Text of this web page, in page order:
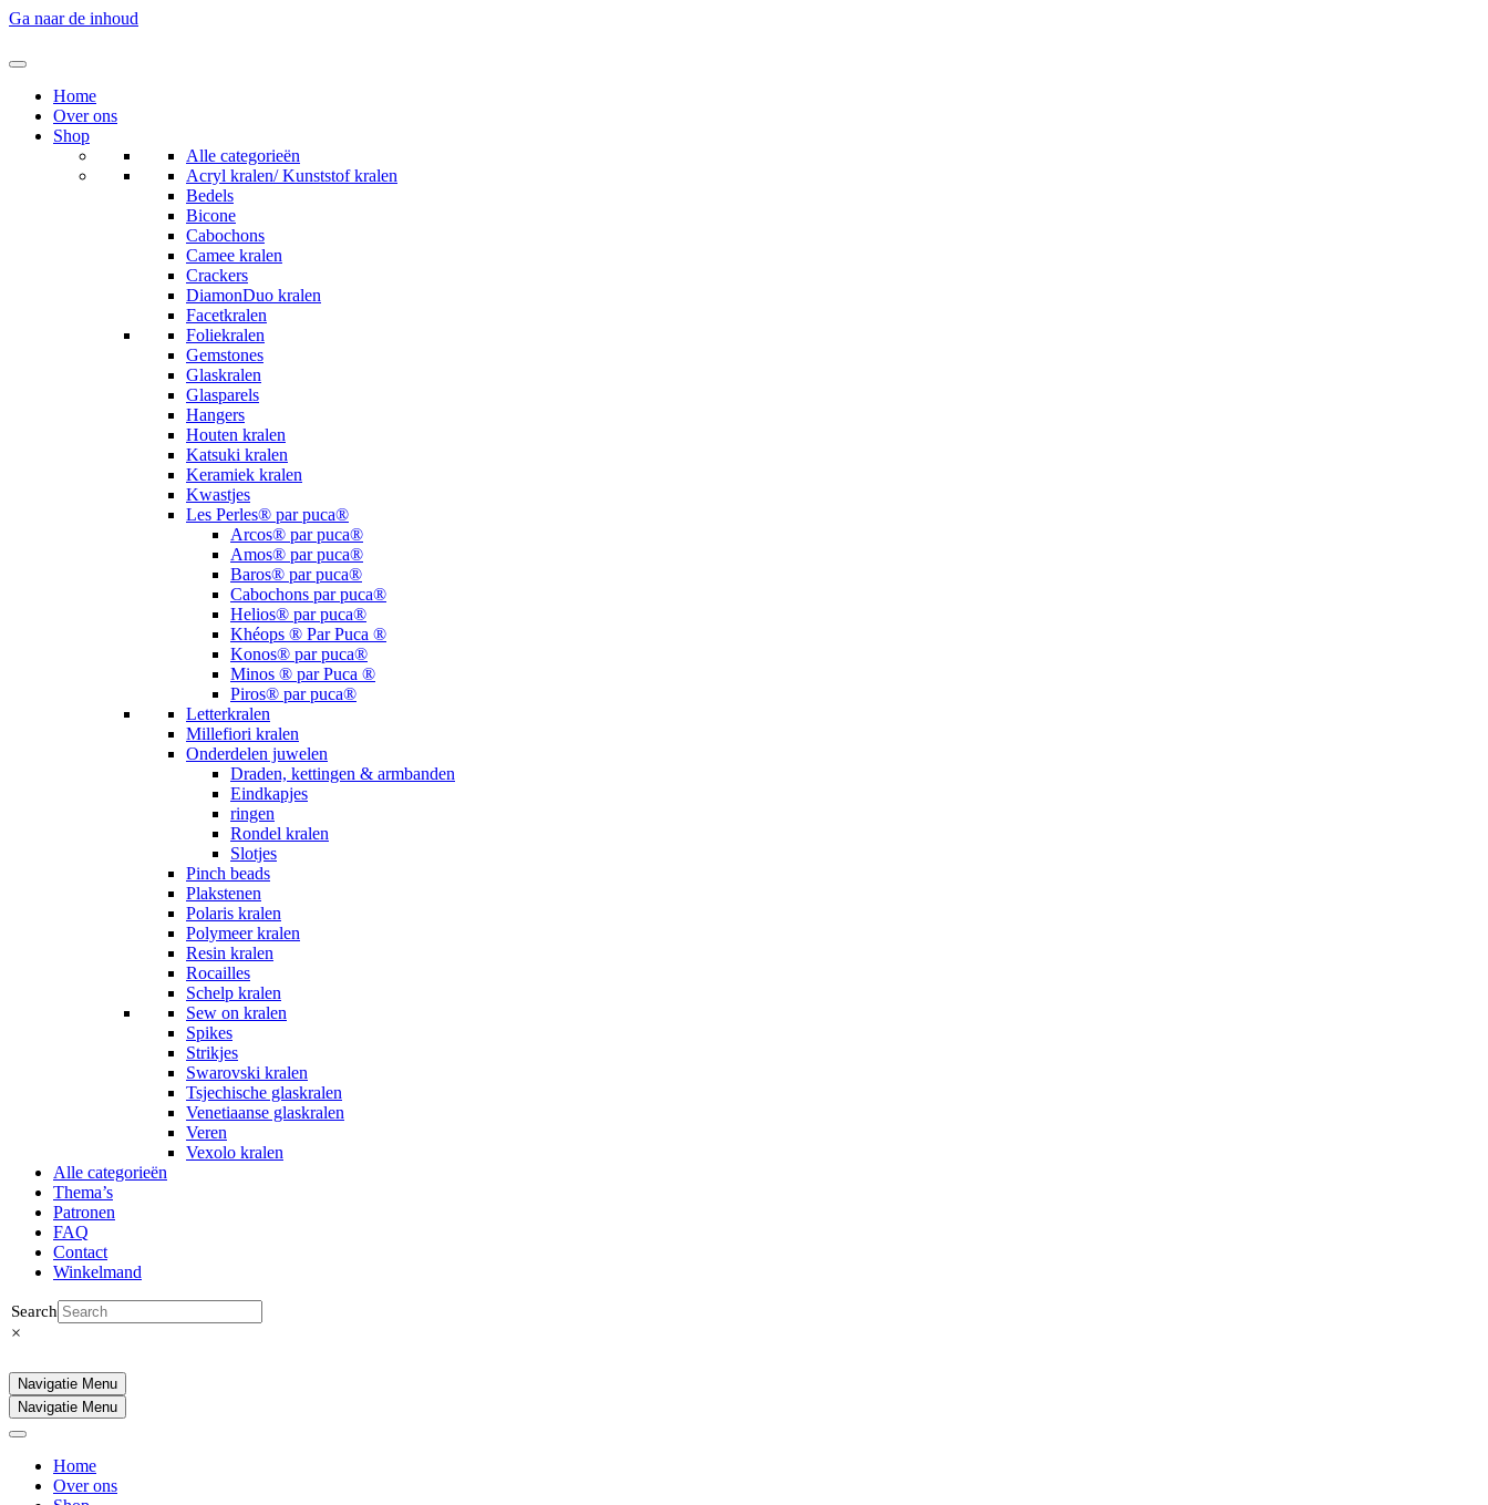
Ga naar de inhoud
Home
Over ons
Shop
Alle categorieën
Acryl kralen/ Kunststof kralen
Bedels
Bicone
Cabochons
Camee kralen
Crackers
DiamonDuo kralen
Facetkralen
Foliekralen
Gemstones
Glaskralen
Glasparels
Hangers
Houten kralen
Katsuki kralen
Keramiek kralen
Kwastjes
Les Perles® par puca®
Arcos® par puca®
Amos® par puca®
Baros® par puca®
Cabochons par puca®
Helios® par puca®
Khéops ® Par Puca ®
Konos® par puca®
Minos ® par Puca ®
Piros® par puca®
Letterkralen
Millefiori kralen
Onderdelen juwelen
Draden, kettingen & armbanden
Eindkapjes
ringen
Rondel kralen
Slotjes
Pinch beads
Plakstenen
Polaris kralen
Polymeer kralen
Resin kralen
Rocailles
Schelp kralen
Sew on kralen
Spikes
Strikjes
Swarovski kralen
Tsjechische glaskralen
Venetiaanse glaskralen
Veren
Vexolo kralen
Alle categorieën
Thema’s
Patronen
FAQ
Contact
Winkelmand
Search
×
Navigatie Menu
Navigatie Menu
Home
Over ons